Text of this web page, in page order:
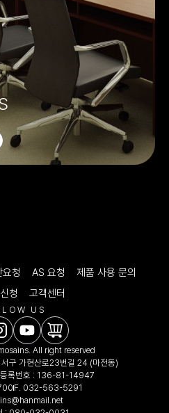
청 AS 요청
제품 사용 문의
청
고객센터
US
All right reserved
구 가현산로23번길 24 (마전동)
록번호 : 136-81-14947
F. 032-563-5291